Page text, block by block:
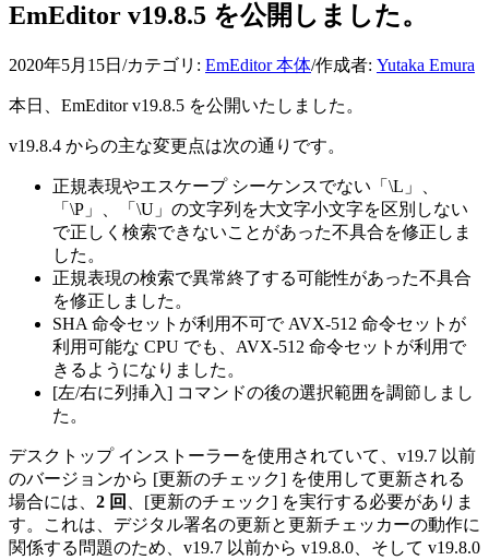
EmEditor v19.8.5 を公開しました。
2020年5月15日 /カテゴリ: EmEditor 本体/作成者: Yutaka Emura
本日、EmEditor v19.8.5 を公開いたしました。
v19.8.4 からの主な変更点は次の通りです。
正規表現やエスケープ シーケンスでない「\L」、
「\P」、「\U」の文字列を大文字小文字を区別しない
で正しく検索できないことがあった不具合を修正しま
した。
正規表現の検索で異常終了する可能性があった不具合
を修正しました。
SHA 命令セットが利用不可で AVX-512 命令セットが
利用可能な CPU でも、AVX-512 命令セットが利用で
きるようになりました。
[左/右に列挿入] コマンドの後の選択範囲を調節しまし
た。
デスクトップ インストーラーを使用されていて、v19.7 以前
のバージョンから [更新のチェック] を使用して更新される
場合には、 2 回
、[更新のチェック] を実行する必要がありま
す。これは、デジタル署名の更新と更新チェッカーの動作に
関係する問題のため、v19.7 以前から v19.8.0、そして v19.8.0